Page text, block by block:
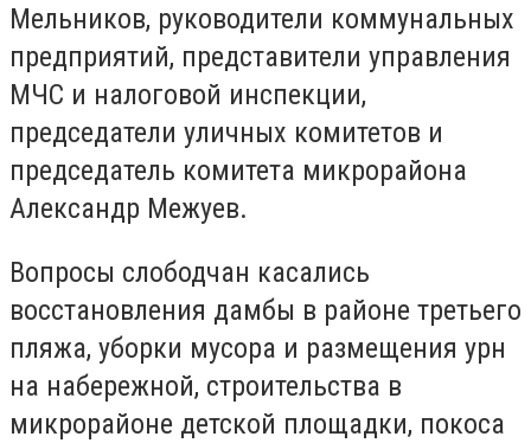
Мельников, руководители коммунальных
предприятий, представители управления
МЧС и налоговой инспекции,
председатели уличных комитетов и
председатель комитета микрорайона
Александр Межуев.
Вопросы слободчан касались
восстановления дамбы в районе третьего
пляжа, уборки мусора и размещения урн
на набережной, строительства в
микрорайоне детской площадки, покоса